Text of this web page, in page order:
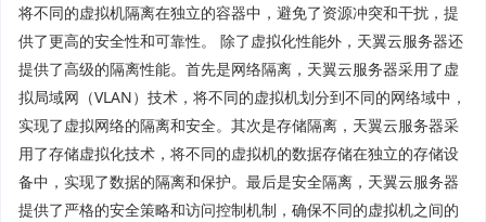
将不同的虚拟机隔离在独立的容器中，避免了资源冲突和干扰，提
供了更高的安全性和可靠性。 除了虚拟化性能外，天翼云服务器还
提供了高级的隔离性能。首先是网络隔离，天翼云服务器采用了虚
拟局域网（VLAN）技术，将不同的虚拟机划分到不同的网络域中，
实现了虚拟网络的隔离和安全。其次是存储隔离，天翼云服务器采
用了存储虚拟化技术，将不同的虚拟机的数据存储在独立的存储设
备中，实现了数据的隔离和保护。最后是安全隔离，天翼云服务器
提供了严格的安全策略和访问控制机制，确保不同的虚拟机之间的